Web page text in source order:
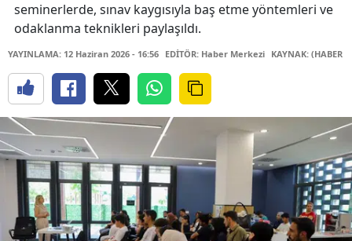
seminerlerde, sınav kaygısıyla baş etme yöntemleri ve
odaklanma teknikleri paylaşıldı.
YAYINLAMA: 12 Haziran 2026 - 16:56 EDİTÖR: Haber Merkezi KAYNAK: (HABER